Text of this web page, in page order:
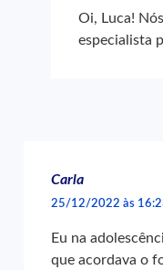
Oi, Luca!
especialista
Carla
25/12/2022 às
Eu na
que acordava o